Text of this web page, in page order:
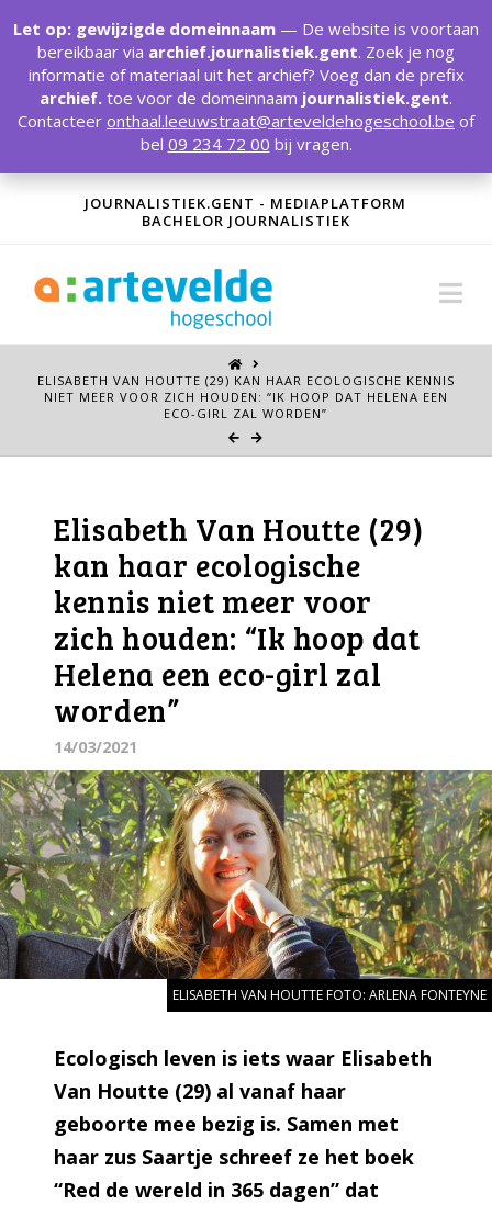
JOURNALISTIEK.GENT - MEDIAPLATFORM
BACHELOR JOURNALISTIEK
ELISABETH VAN HOUTTE (29) KAN HAAR ECOLOGISCHE KENNIS
NIET MEER VOOR ZICH HOUDEN: “IK HOOP DAT HELENA EEN
ECO-GIRL ZAL WORDEN”
Elisabeth Van Houtte (29)
kan haar ecologische
kennis niet meer voor
zich houden: “Ik hoop dat
Helena een eco-girl zal
worden”
14/03/2021
ELISABETH VAN HOUTTE FOTO: ARLENA FONTEYNE
Ecologisch leven is iets waar Elisabeth
Van Houtte (29) al vanaf haar
geboorte mee bezig is. Samen met
haar zus Saartje schreef ze het boek
“Red de wereld in 365 dagen” dat
Let op: gewijzigde domeinnaam — De website is voortaan
bereikbaar via archief.journalistiek.gent. Zoek je nog
informatie of materiaal uit het archief? Voeg dan de prefix
archief. toe voor de domeinnaam journalistiek.gent.
Contacteer onthaal.leeuwstraat@arteveldehogeschool.be of
bel 09 234 72 00 bij vragen.